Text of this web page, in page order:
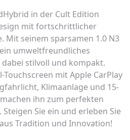
in der Cult Edition
mit fortschrittlicher
Mit seinem sparsamen 1.0 N3
umweltfreundliches
stilvoll und kompakt.
mit Apple CarPlay
Klimaanlage und 15-
ihn zum perfekten
Sie ein und erleben Sie
Tradition und Innovation!